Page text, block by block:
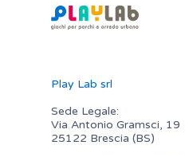
Play Lab srl
Sede Legale:
Via Antonio Gramsci, 19
25122 Brescia (BS)